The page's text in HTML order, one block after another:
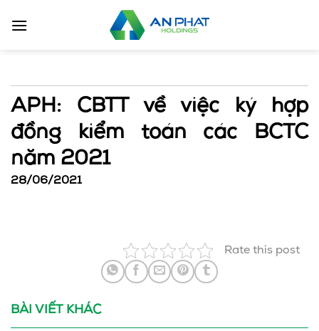
qua
APH: CBTT về việc ký hợp
đồng kiểm toán các BCTC
năm 2021
28/06/2021
Rate this post
BÀI VIẾT KHÁC